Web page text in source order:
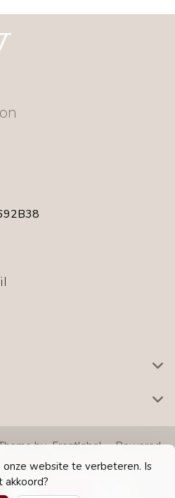
onze website te verbeteren. Is
akkoord?
byFrontlabel- Powered